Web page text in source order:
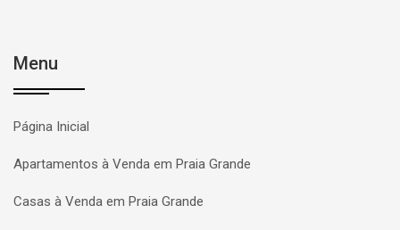
Menu
Página Inicial
Apartamentos à Venda em Praia Grande
Casas à Venda em Praia Grande